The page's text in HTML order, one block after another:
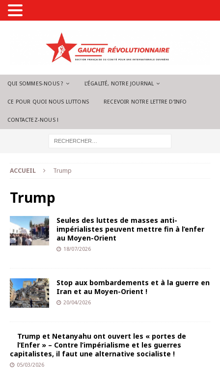
QUI SOMMES-NOUS ? L’ÉGALITÉ, NOTRE JOURNAL
CE POUR QUOI NOUS LUTTONS RECEVOIR NOTRE LETTRE D’INFO
CONTACTEZ-NOUS !
ACCUEIL Trump
Trump
Seules des luttes de masses anti-
impérialistes peuvent mettre fin à l’enfer
au Moyen-Orient
18/07/2026
Stop aux bombardements et à la guerre en
Iran et au Moyen-Orient !
20/04/2026
Trump et Netanyahu ont ouvert les « portes de
l’Enfer » – Contre l’impérialisme et les guerres
capitalistes, il faut une alternative socialiste !
05/03/2026